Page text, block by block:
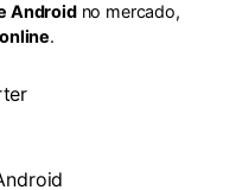
Android no mercado,
.